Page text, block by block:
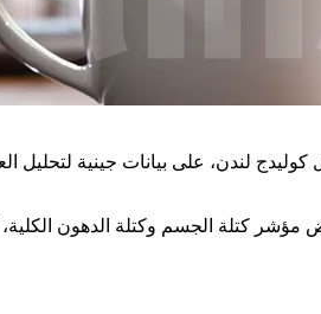
لندن، على بيانات جينية لتحليل
مؤشر كتلة الجسم وكتلة الدهون